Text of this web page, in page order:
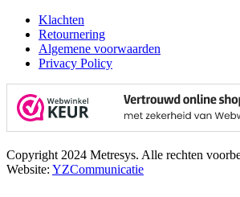
Klachten
Retournering
Algemene voorwaarden
Privacy Policy
Copyright 2024 Metresys. Alle rechten
Website: YZCommunicatie